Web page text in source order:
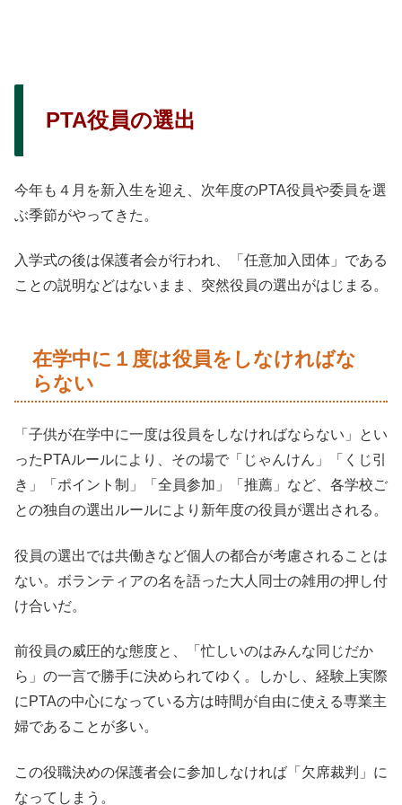
PTA役員の選出
今年も４月を新入生を迎え、次年度のPTA役員や委員を選
ぶ季節がやってきた。
入学式の後は保護者会が行われ、「任意加入団体」である
ことの説明などはないまま、突然役員の選出がはじまる。
在学中に１度は役員をしなければな
らない
「子供が在学中に一度は役員をしなければならない」とい
ったPTAルールにより、その場で「じゃんけん」「くじ引
き」「ポイント制」「全員参加」「推薦」など、各学校ご
との独自の選出ルールにより新年度の役員が選出される。
役員の選出では共働きなど個人の都合が考慮されることは
ない。ボランティアの名を語った大人同士の雑用の押し付
け合いだ。
前役員の威圧的な態度と、「忙しいのはみんな同じだか
ら」の一言で勝手に決められてゆく。しかし、経験上実際
にPTAの中心になっている方は時間が自由に使える専業主
婦であることが多い。
この役職決めの保護者会に参加しなければ「欠席裁判」に
なってしまう。